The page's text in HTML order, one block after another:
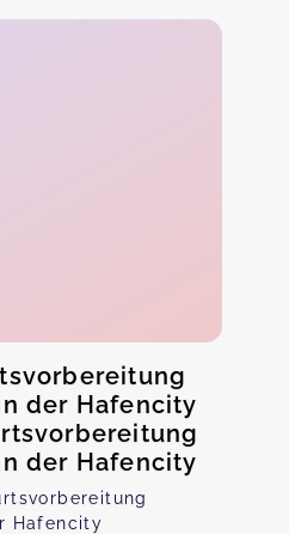
der Hafencity
der Hafencity
Hafencity